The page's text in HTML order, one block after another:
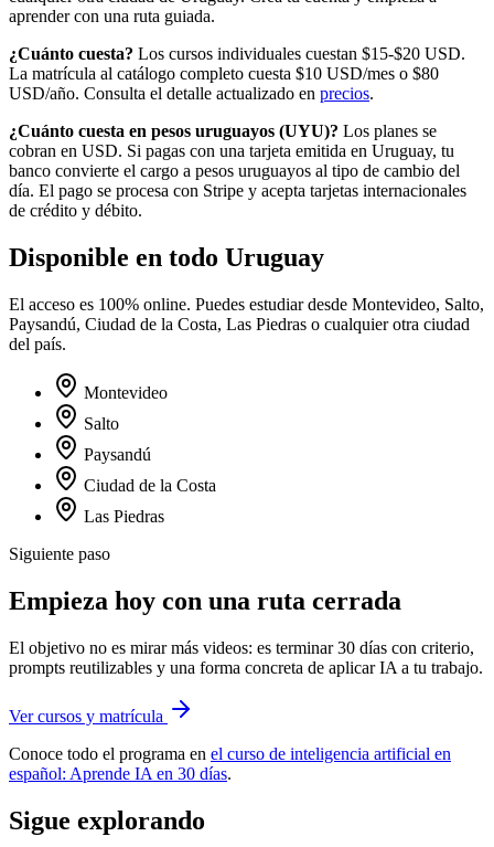
aprender con una ruta guiada.
¿Cuánto cuesta? Los cursos individuales cuestan $15-$20 USD.
La matrícula al catálogo completo cuesta $10 USD/mes o $80
USD/año. Consulta el detalle actualizado en precios.
¿Cuánto cuesta en pesos uruguayos (UYU)? Los planes se
cobran en USD. Si pagas con una tarjeta emitida en Uruguay, tu
banco convierte el cargo a pesos uruguayos al tipo de cambio del
día. El pago se procesa con Stripe y acepta tarjetas internacionales
de crédito y débito.
Disponible en todo Uruguay
El acceso es 100% online. Puedes estudiar desde Montevideo, Salto,
Paysandú, Ciudad de la Costa, Las Piedras o cualquier otra ciudad
del país.
Montevideo
Salto
Paysandú
Ciudad de la Costa
Las Piedras
Siguiente paso
Empieza hoy con una ruta cerrada
El objetivo no es mirar más videos: es terminar 30 días con criterio,
prompts reutilizables y una forma concreta de aplicar IA a tu trabajo.
Ver cursos y matrícula
Conoce todo el programa en el curso de inteligencia artificial en
español: Aprende IA en 30 días.
Sigue explorando